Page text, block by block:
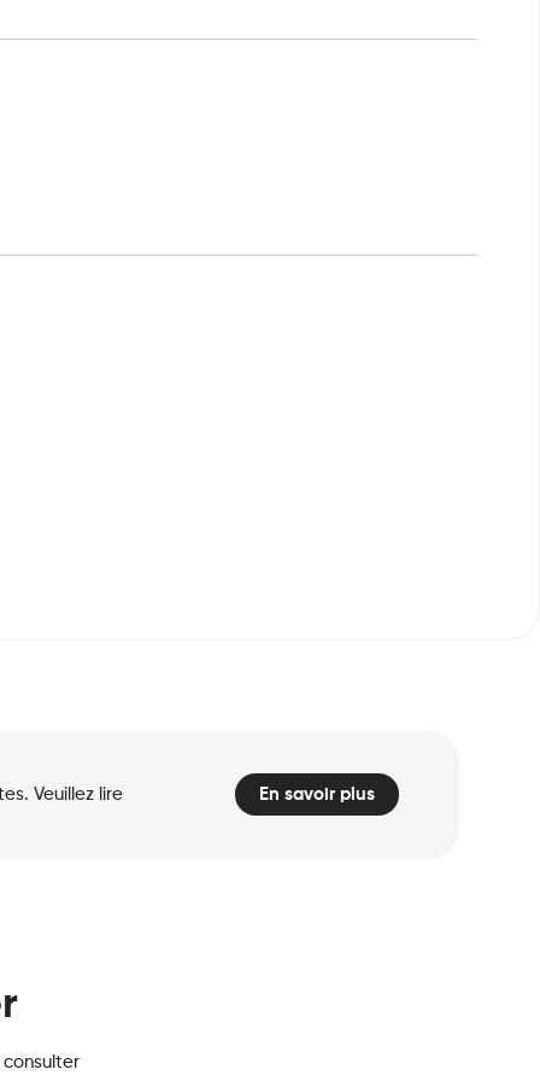
Veuillez lire
En savoir plus